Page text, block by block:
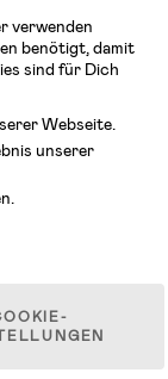
Dich um in
Willkommen!
verwenden
benötigt, damit
sind für Dich
Webseite.
unserer